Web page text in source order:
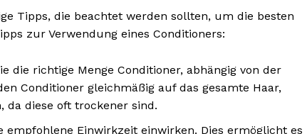
Tipps, die beachtet werden sollten, um die besten
zur Verwendung eines Conditioners:
die richtige Menge Conditioner, abhängig von der
Conditioner gleichmäßig auf das gesamte Haar,
da diese oft trockener sind.
empfohlene Einwirkzeit einwirken. Dies ermöglicht es